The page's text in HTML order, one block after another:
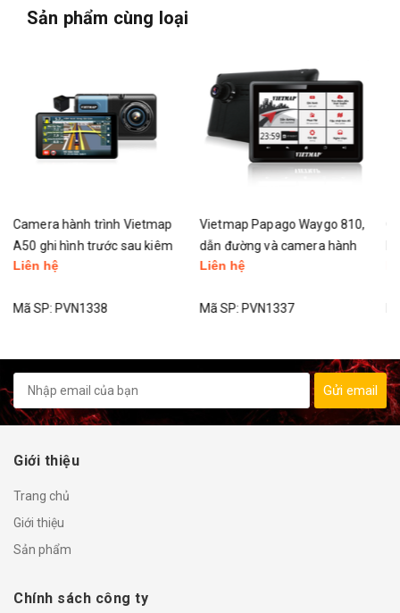
Sản phẩm cùng loại
Vietmap Papago Waygo 810,
dẫn đường và camera hành
trình | tặng PMH 100k
Liên hệ
Mã SP:PVN1337
Camera hành trình Vietmap
D19 camera kép kèm dẫn
đường đặt taplo
Liên hệ
Mã SP:PVN1336
Gửi email
Giới thiệu
Trang chủ
Giới thiệu
Sản phẩm
Chính sách công ty